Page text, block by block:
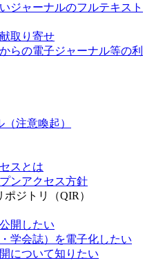
ジャーナルのフルテキスト
取り寄せ
らの電子ジャーナル等の利
注意喚起）
スとは
ンアクセス方針
ジトリ（QIR）
開したい
学会誌）を電子化したい
について知りたい